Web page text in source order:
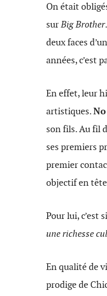
On était
surBig Brother
deux faces
années, c’est
En effet, leur
artistiques.
son fils.Au fil
ses premiers
premier
objectif en
Pour lui, c’est
une richesse
En qualité de
prodige de